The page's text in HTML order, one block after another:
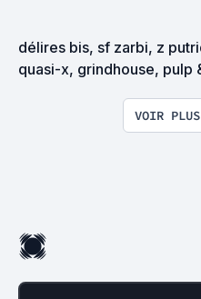
délires bis, sf zarbi, z
quasi-x, grindhouse, pulp
VOIR